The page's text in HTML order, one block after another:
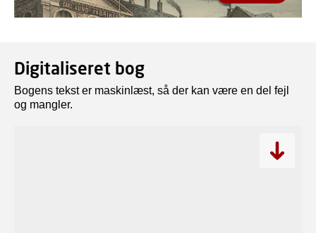
Digitaliseret bog
Bogens tekst er maskinlæst, så der kan være en del fejl
og mangler.